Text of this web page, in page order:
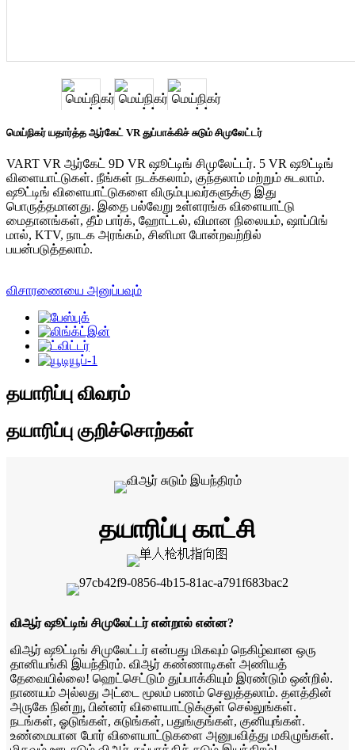
மெய்நிகர் யதார்த்த ஆர்கேட் VR துப்பாக்கிச் சுடும் சிமுலேட்டர்
VART VR ஆர்கேட் 9D VR ஷூட்டிங் சிமுலேட்டர். 5 VR ஷூட்டிங்
விளையாட்டுகள். நீங்கள் நடக்கலாம், குந்தலாம் மற்றும் சுடலாம்.
ஷூட்டிங் விளையாட்டுகளை விரும்புபவர்களுக்கு இது
பொருத்தமானது. இதை பல்வேறு உள்ளரங்க விளையாட்டு
மைதானங்கள், தீம் பார்க், ஹோட்டல், விமான நிலையம், ஷாப்பிங்
மால், KTV, நாடக அரங்கம், சினிமா போன்றவற்றில்
பயன்படுத்தலாம்.
விசாரணையை அனுப்பவும்
தயாரிப்பு விவரம்
தயாரிப்பு குறிச்சொற்கள்
தயாரிப்பு காட்சி
விஆர் ஷூட்டிங் சிமுலேட்டர் என்றால் என்ன?
விஆர் ஷூட்டிங் சிமுலேட்டர் என்பது மிகவும் நெகிழ்வான ஒரு
தானியங்கி இயந்திரம். விஆர் கண்ணாடிகள் அணியத்
தேவையில்லை! ஹெட்செட்டும் துப்பாக்கியும் இரண்டும் ஒன்றில்.
நாணயம் அல்லது அட்டை மூலம் பணம் செலுத்தலாம். தளத்தின்
அருகே நின்று, பின்னர் விளையாட்டுக்குள் செல்லுங்கள்.
நடங்கள், ஓடுங்கள், சுடுங்கள், பதுங்குங்கள், குனியுங்கள்.
உண்மையான போர் விளையாட்டுகளை அனுபவித்து மகிழுங்கள்.